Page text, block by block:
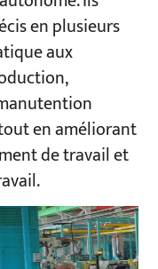
en plusieurs
aux
en améliorant
de travail et